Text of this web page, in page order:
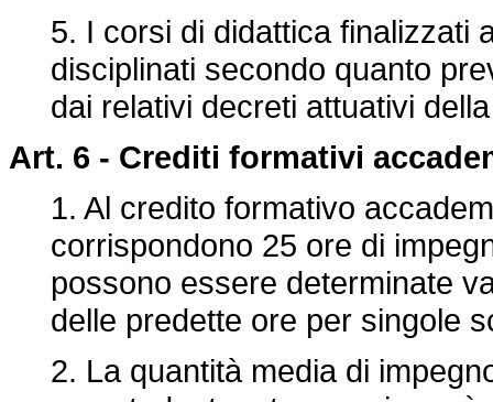
5. I corsi di didattica finalizzati
disciplinati secondo quanto
dai relativi decreti attuativi
Art. 6 - Crediti formativi
1. Al credito formativo
corrispondono 25 ore di
possono essere determinate
delle predette ore per singole
2. La quantità media di